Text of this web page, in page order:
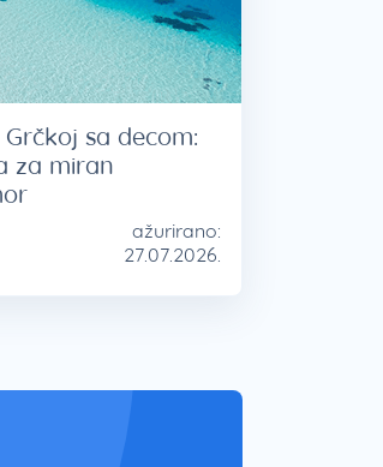
sa decom:
za miran
ažurirano:
27.07.2026.